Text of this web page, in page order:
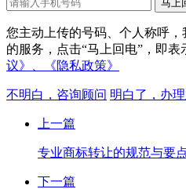
您主动上传的号码、个人称呼
的服务，点击“马上回电”，即表
议》、
《隐私政策》
不明白，咨询顾问 明白了，办
上一篇
专业商标转让的规范与要
下一篇